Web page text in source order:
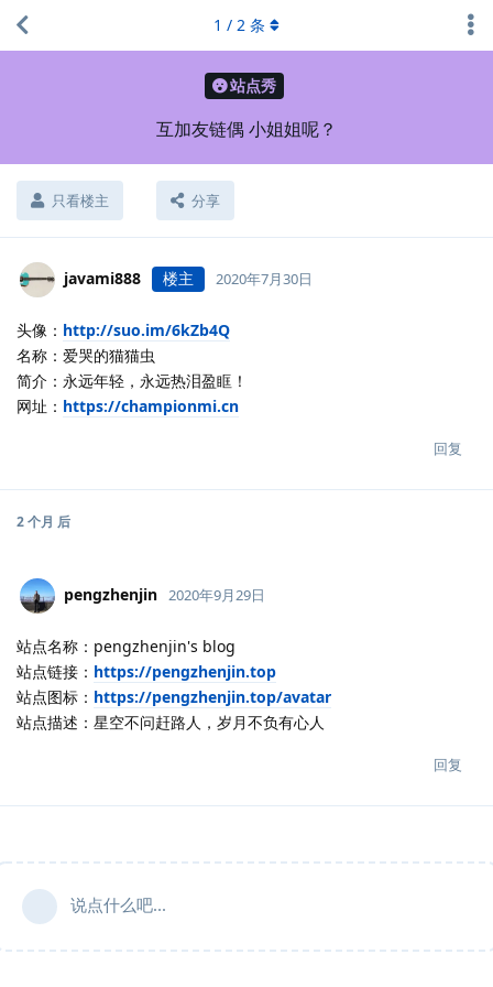
站点秀
互加友链偶 小姐姐呢？
只看楼主 分享
1 / 2 条
javami888 楼主 2020年7月30日
头像： http://suo.im/6kZb4Q
名称：爱哭的猫猫虫
简介：永远年轻，永远热泪盈眶！
网址： https://championmi.cn
回复
2 个月 后
pengzhenjin 2020年9月29日
站点名称：pengzhenjin's blog
站点链接： https://pengzhenjin.top
站点图标： https://pengzhenjin.top/avatar
站点描述：星空不问赶路人，岁月不负有心人
回复
说点什么吧...